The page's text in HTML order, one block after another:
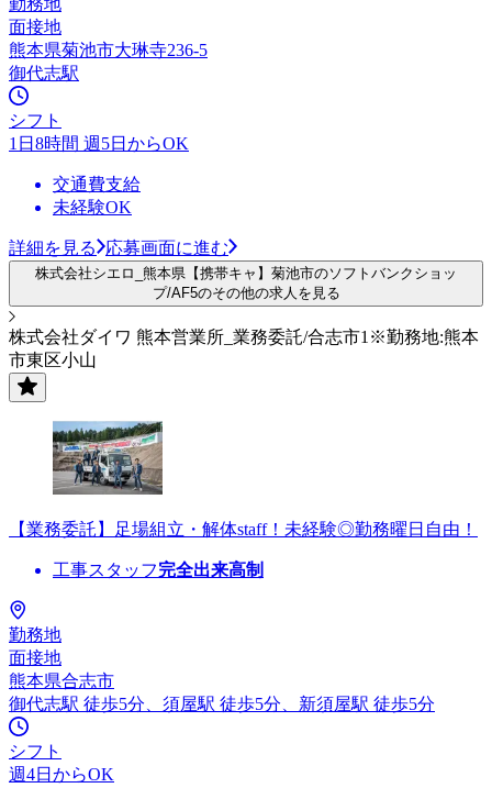
面接地
熊本県菊池市大琳寺236-5
御代志駅
シフト
1日8時間 週5日からOK
交通費支給
未経験OK
詳細を見る 応募画面に進む
株式会社シエロ_熊本県【携帯キャ】菊池市のソフトバンクショッ
プ/AF5のその他の求人を見る
株式会社ダイワ 熊本営業所_業務委託/合志市1※勤務地:熊本
市東区小山
【業務委託】足場組立・解体staff！未経験◎勤務曜日自由！
工事スタッフ完全出来高制
勤務地
面接地
熊本県合志市
御代志駅 徒歩5分、須屋駅 徒歩5分、新須屋駅 徒歩5分
シフト
週4日からOK